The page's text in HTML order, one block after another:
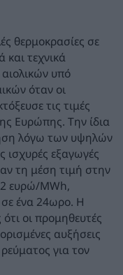
θερμοκρασίες σε
τεχνικά
υπό
όταν οι
τις τιμές
Ευρώπης. Την ίδια
λόγω των υψηλών
ισχυρές εξαγωγές
τη μέση τιμή στην
ευρώ/MWh,
ένα 24ωρο. Η
ότι οι προμηθευτές
αυξήσεις
για τον